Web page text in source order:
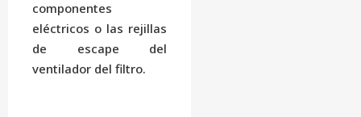
componentes
eléctricos o las rejillas
de escape del
ventilador del filtro.